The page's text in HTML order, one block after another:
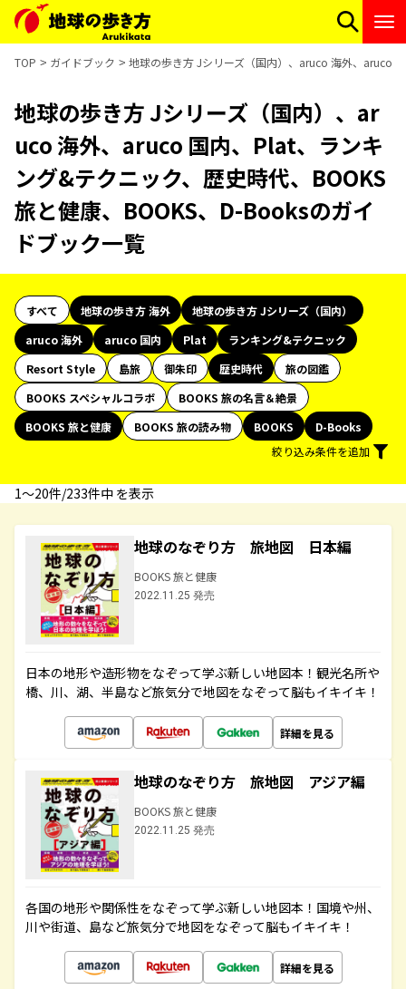
TOP ガイドブック 地球の歩き方 Jシリーズ（国内）、aruco 海外、aruco
地球の歩き方 Jシリーズ（国内）、ar
uco 海外、aruco 国内、Plat、ランキ
ング&テクニック、歴史時代、BOOKS
旅と健康、BOOKS、D-Booksのガイ
ドブック一覧
すべて 地球の歩き方 海外
地球の歩き方 Jシリーズ（国内）
aruco 海外
aruco 国内 Plat
ランキング&テクニック
Resort Style
島旅 御朱印 歴史時代
旅の図鑑
BOOKS スペシャルコラボ
BOOKS 旅の名言＆絶景
BOOKS 旅と健康
BOOKS 旅の読み物 BOOKS
D-Books
絞り込み条件を追加
1〜20件/233件中 を表示
地球のなぞり方 旅地図 日本編
BOOKS 旅と健康
2022.11.25 発売
日本の地形や造形物をなぞって学ぶ新しい地図本！観光名所や
橋、川、湖、半島など旅気分で地図をなぞって脳もイキイキ！
詳細を見る
地球のなぞり方 旅地図 アジア編
BOOKS 旅と健康
2022.11.25 発売
各国の地形や関係性をなぞって学ぶ新しい地図本！国境や州、
川や街道、島など旅気分で地図をなぞって脳もイキイキ！
詳細を見る